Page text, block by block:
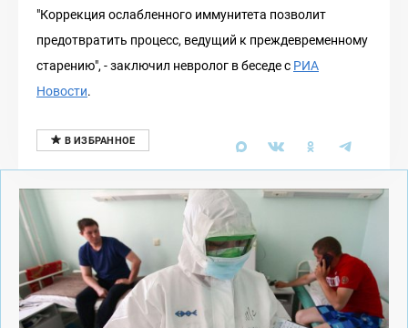
"Коррекция ослабленного иммунитета позволит
предотвратить процесс, ведущий к преждевременному
старению", - заключил невролог в беседе с РИА
Новости.